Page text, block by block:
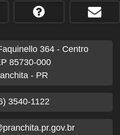
364 - Centro
85730-000
- PR
3540-1122